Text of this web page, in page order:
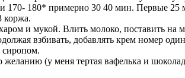
170- 180* примерно 30 40 мин. Первые 25
коржа.
и мукой. Влить молоко, поставить
взбивать, добавлять крем номер
сиропом.
(у меня тертая вафелька и